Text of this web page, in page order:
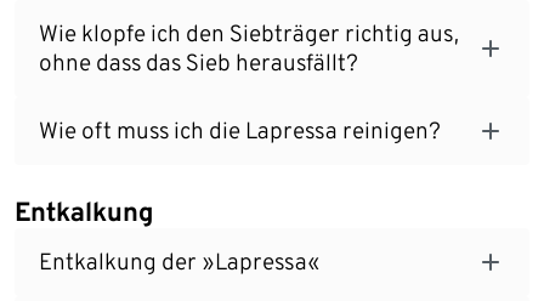
Wie klopfe ich den Siebträger richtig aus,
ohne dass das Sieb herausfällt?
Wie oft muss ich die Lapressa reinigen?
Entkalkung
Entkalkung der »Lapressa«